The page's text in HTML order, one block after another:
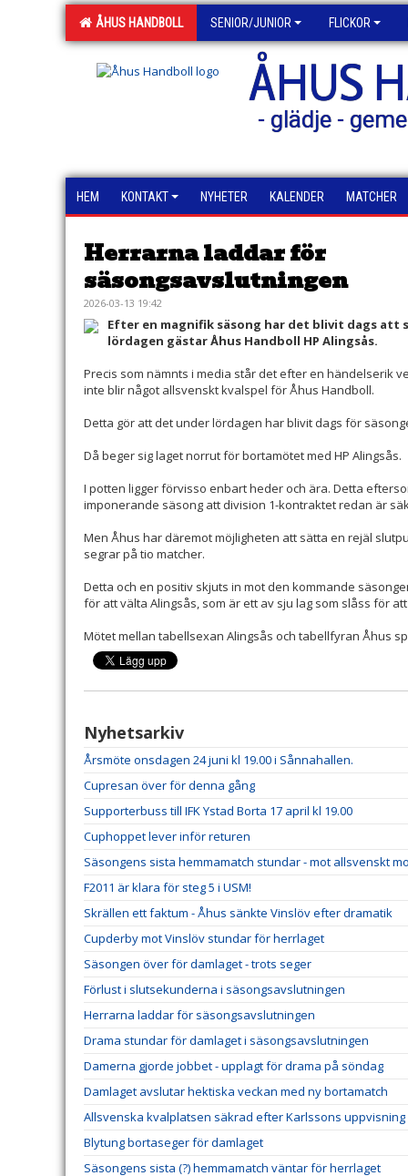
ÅHUS HANDBOLL SENIOR/JUNIOR FLICKOR
ÅHUS
- glädje -
HEM KONTAKT NYHETER KALENDER MATCHER
Herrarna laddar för
säsongsavslutningen
2026-03-13 19:42
Efter en magnifik säsong har det blivit dags
lördagen gästar Åhus Handboll HP Alingsås.
Precis som nämnts i media står det efter en händelserik
inte blir något allsvenskt kvalspel för Åhus Handboll.
Detta gör att det under lördagen har blivit dags för
Då beger sig laget norrut för bortamötet med HP Alingsås.
I potten ligger förvisso enbart heder och ära. Detta
imponerande säsong att division 1-kontraktet redan är
Men Åhus har däremot möjligheten att sätta en rejäl
segrar på tio matcher.
Detta och en positiv skjuts in mot den kommande
för att välta Alingsås, som är ett av sju lag som slåss för
Mötet mellan tabellsexan Alingsås och tabellfyran Åhus
Nyhetsarkiv
Årsmöte onsdagen 24 juni kl 19.00 i Sånnahallen.
Cupresan över för denna gång
Supporterbuss till IFK Ystad Borta 17 april kl 19.00
Cuphoppet lever inför returen
Säsongens sista hemmamatch stundar - mot allsvenskt
F2011 är klara för steg 5 i USM!
Skrällen ett faktum - Åhus sänkte Vinslöv efter dramatik
Cupderby mot Vinslöv stundar för herrlaget
Säsongen över för damlaget - trots seger
Förlust i slutsekunderna i säsongsavslutningen
Herrarna laddar för säsongsavslutningen
Drama stundar för damlaget i säsongsavslutningen
Damerna gjorde jobbet - upplagt för drama på söndag
Damlaget avslutar hektiska veckan med ny bortamatch
Allsvenska kvalplatsen säkrad efter Karlssons uppvisning
Blytung bortaseger för damlaget
Säsongens sista (?) hemmamatch väntar för herrlaget